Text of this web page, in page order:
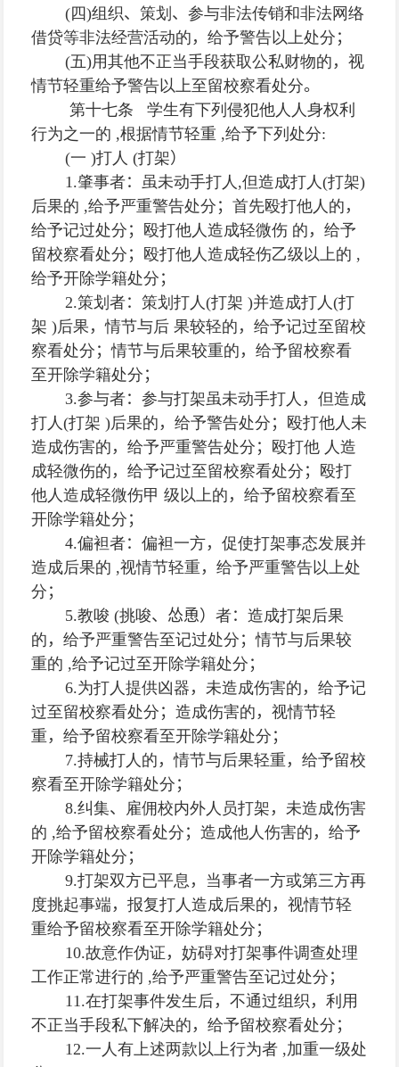
(四)组织、 策划 、 参与非法传销和非法网络
借贷等非法经营活动的 ，给予警告以上处分 ；
(五)用其他不正当手段获取公私财物的 ， 视
情节轻重给予警告以上至留校察看处分。
第十七条 学生有下列侵犯他人人身权利
行为之一的 ,根据情节轻重 ,给予下列处分:
(一 )打人 (打架）
1.肇事者： 虽未动手打人 ,但造成打人(打架)
后果的 ,给予严重警告处分 ；首先殴打他人的 ，
给予记过处分 ； 殴打他人造成轻微伤 的 ，给予
留校察看处分 ； 殴打他人造成轻伤乙级以上的 ,
给予开除学籍处分 ；
2.策划者： 策划打人(打架 )并造成打人(打
架)后果 ，情节与后 果较轻的 ，给予记过至留校
察看处分 ；情节与后果较重的 ，给予留校察看
至开除学籍处分 ；
3.参与者： 参与打架虽未动手打人 ， 但造成
打人(打架)后果的 ，给予警告处分 ； 殴打他人未
造成伤害的 ，给予严重警告处分 ； 殴打他 人造
成轻微伤的 ，给予记过至留校察看处分 ； 殴打
他人造成轻微伤甲 级以上的 ，给予留校察看至
开除学籍处分 ；
4.偏袒者： 偏袒一方， 促使打架事态发展并
造成后果的 ,视情节轻重 ，给予严重警告以上处
分 ；
5.教唆 (挑唆、怂恿） 者： 造成打架后果
的 ，给予严重警告至记过处分 ；情节与后果较
重的 ,给予记过至开除学籍处分 ；
6.为打人提供凶器 ， 未造成伤害的 ， 给予记
过至留校察看处分 ；造成伤害的 ，视情节轻
重 ，给予留校察看至开除学籍处分 ；
7.持械打人的 ，情节与后果轻重 ， 给予留校
察看至开除学籍处分 ；
8.纠集、 雇佣校内外人员打架 ， 未造成伤害
的 ,给予留校察看处分 ；造成他人伤害的 ，给予
开除学籍处分 ；
9.打架双方已平息 ， 当事者一方或第三方再
度挑起事端，报复打人造成后果的 ，视情节轻
重给予留校察看至开除学籍处分 ；
10.故意作伪证 ， 妨碍对打架事件调查处理
工作正常进行的 ,给予严重警告至记过处分 ；
11.在打架事件发生后， 不通过组织 ， 利用
不正当手段私下解决的 ，给予留校察看处分 ；
12.一人有上述两款以上行为者 ,加重一级处